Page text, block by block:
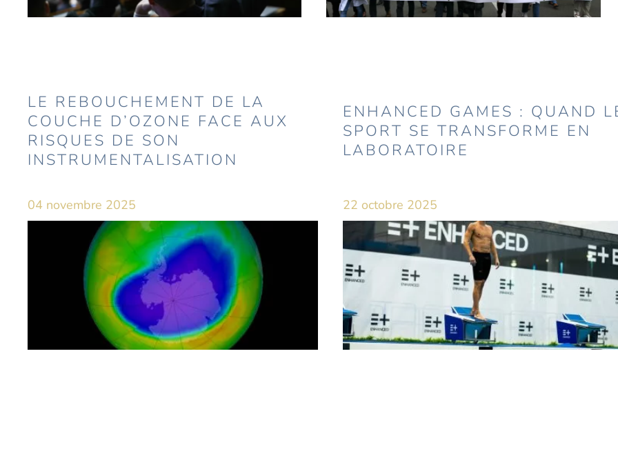
LE REBOUCHEMENT DE LA
COUCHE D’OZONE FACE AUX
RISQUES DE SON
INSTRUMENTALISATION
04 novembre 2025
ENHANCED GAMES : QUAND
SPORT SE TRANSFORME EN
LABORATOIRE
22 octobre 2025